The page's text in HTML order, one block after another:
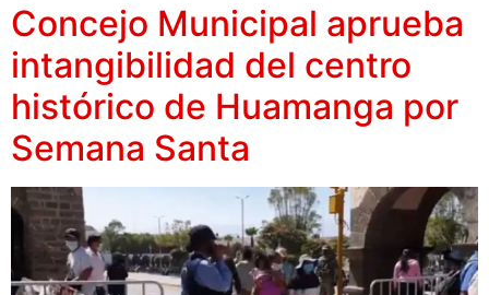
Concejo Municipal aprueba
intangibilidad del centro
histórico de Huamanga por
Semana Santa